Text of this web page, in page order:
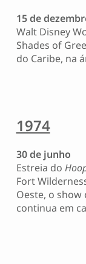
15 de
Walt Disney
Shades of
do Caribe, na
1974
30 de junho
Estreia do
Fort
Oeste, o
continua em